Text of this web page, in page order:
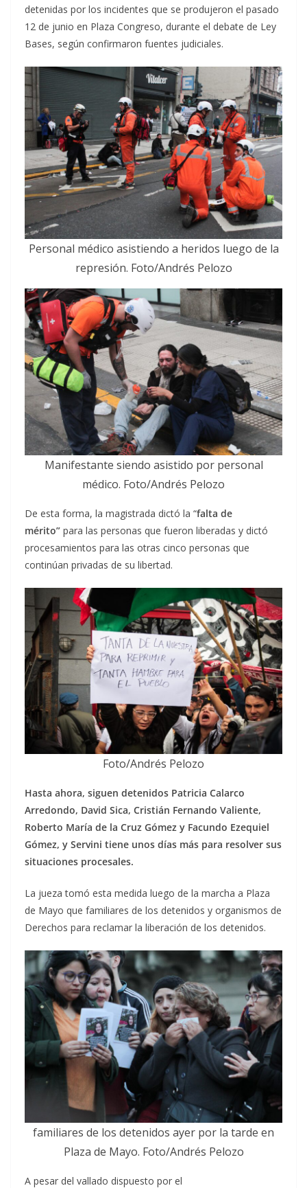
detenidas por los incidentes que se produjeron el pasado
12 de junio en Plaza Congreso, durante el debate de Ley
Bases, según confirmaron fuentes judiciales.
Personal médico asistiendo a heridos luego de la
represión. Foto/Andrés Pelozo
Manifestante siendo asistido por personal
médico. Foto/Andrés Pelozo
De esta forma, la magistrada dictó la “falta de
mérito” para las personas que fueron liberadas y dictó
procesamientos para las otras cinco personas que
continúan privadas de su libertad.
Foto/Andrés Pelozo
Hasta ahora, siguen detenidos Patricia Calarco
Arredondo, David Sica, Cristián Fernando Valiente,
Roberto María de la Cruz Gómez y Facundo Ezequiel
Gómez, y Servini tiene unos días más para resolver sus
situaciones procesales.
La jueza tomó esta medida luego de la marcha a Plaza
de Mayo que familiares de los detenidos y organismos de
Derechos para reclamar la liberación de los detenidos.
familiares de los detenidos ayer por la tarde en
Plaza de Mayo. Foto/Andrés Pelozo
A pesar del vallado dispuesto por el